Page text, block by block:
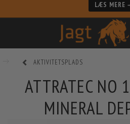
LÆS MERE
AKTIVITETSPLADS
ATTRATEC NO
MINERAL